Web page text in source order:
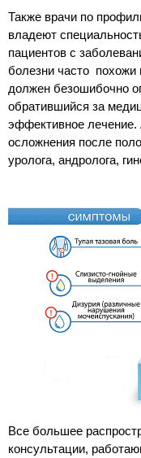
Также врачи по
владеют
пациентов с
болезни часто
должен безошибочно
обратившийся за
эффективное
осложнения после
уролога, андролога,
Все большее
консультации,